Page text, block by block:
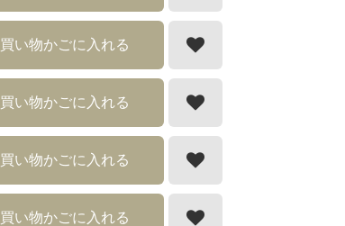
買い物かごに入れる
買い物かごに入れる
買い物かごに入れる
買い物かごに入れる